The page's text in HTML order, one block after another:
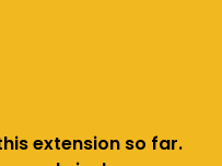
extension so far.